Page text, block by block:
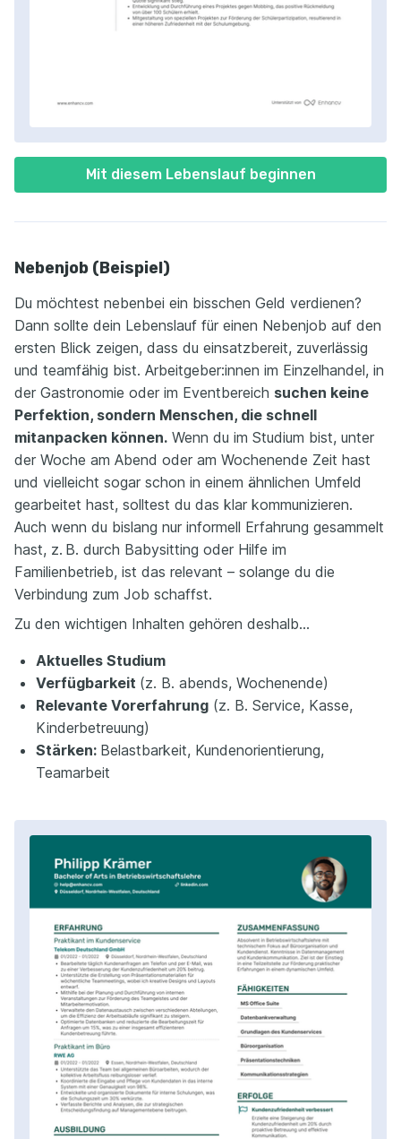
Mit diesem Lebenslauf beginnen
Nebenjob (Beispiel)
Du möchtest nebenbei ein bisschen Geld verdienen?
Dann sollte dein Lebenslauf für einen Nebenjob auf den
ersten Blick zeigen, dass du einsatzbereit, zuverlässig
und teamfähig bist. Arbeitgeber:innen im Einzelhandel, in
der Gastronomie oder im Eventbereich suchen keine
Perfektion, sondern Menschen, die schnell
mitanpacken können. Wenn du im Studium bist, unter
der Woche am Abend oder am Wochenende Zeit hast
und vielleicht sogar schon in einem ähnlichen Umfeld
gearbeitet hast, solltest du das klar kommunizieren.
Auch wenn du bislang nur informell Erfahrung gesammelt
hast, z. B. durch Babysitting oder Hilfe im
Familienbetrieb, ist das relevant – solange du die
Verbindung zum Job schaffst.
Zu den wichtigen Inhalten gehören deshalb…
Aktuelles Studium
Verfügbarkeit (z. B. abends, Wochenende)
Relevante Vorerfahrung (z. B. Service, Kasse,
Kinderbetreuung)
Stärken: Belastbarkeit, Kundenorientierung,
Teamarbeit